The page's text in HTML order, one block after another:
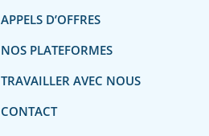
APPELS D’OFFRES
NOS PLATEFORMES
TRAVAILLER AVEC NOUS
CONTACT